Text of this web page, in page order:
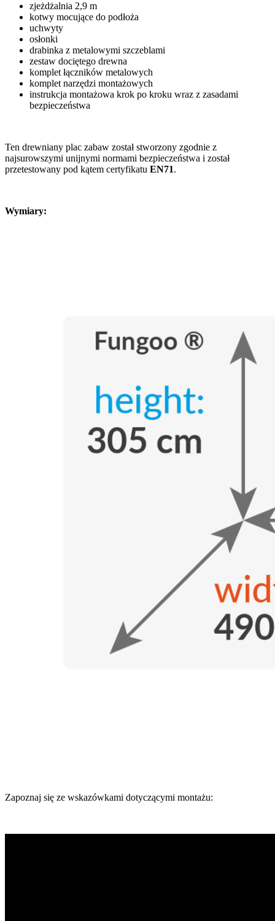
zjeżdżalnia 2,9 m
kotwy mocujące do podłoża
uchwyty
osłonki
drabinka z metalowymi szczeblami
zestaw dociętego drewna
komplet łączników metalowych
komplet narzędzi montażowych
instrukcja montażowa krok po kroku wraz z zasadami
bezpieczeństwa
Ten drewniany plac zabaw został stworzony zgodnie z
najsurowszymi unijnymi normami bezpieczeństwa i został
przetestowany pod kątem certyfikatu EN71.
Wymiary:
Zapoznaj się ze wskazówkami dotyczącymi montażu: